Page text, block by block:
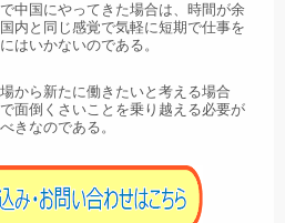
中国にやってきた場合は、時間が余
内と同じ感覚で気軽に短期で仕事を
はいかないのである。
から新たに働きたいと考える場合
面倒くさいことを乗り越える必要が
きなのである。